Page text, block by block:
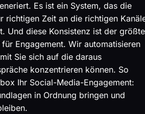
Es ist ein System, das die
richtigen Zeit an die richtigen
Und diese Konsistenz ist der größte
Engagement. Wir automatisieren
Sie sich auf die daraus
konzentrieren können. So
Ihr Social-Media-Engagement:
in Ordnung bringen und